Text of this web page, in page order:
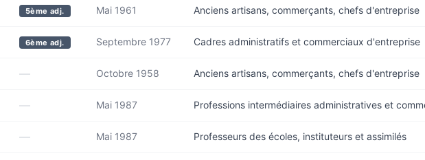
5ème adj. Mai 1961 Anciens artisans, commerçants, chefs d'entreprise
6ème adj. Septembre 1977 Cadres administratifs et commerciaux d'entreprise
— Octobre 1958 Anciens artisans, commerçants, chefs d'entreprise
— Mai 1987 Professions intermédiaires administratives et
— Mai 1987 Professeurs des écoles, instituteurs et assimilés